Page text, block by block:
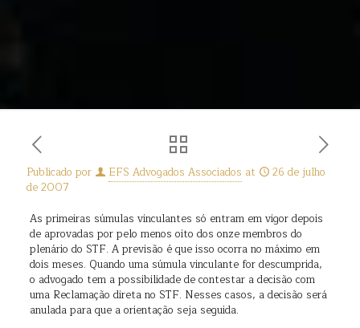
Publicado por EFS Advogados Associados at
26 de julho
de 2007
As primeiras súmulas vinculantes só entram em vigor depois
de aprovadas por pelo menos oito dos onze membros do
plenário do STF. A previsão é que isso ocorra no máximo em
dois meses. Quando uma súmula vinculante for descumprida,
o advogado tem a possibilidade de contestar a decisão com
uma Reclamação direta no STF. Nesses casos, a decisão será
anulada para que a orientação seja seguida.